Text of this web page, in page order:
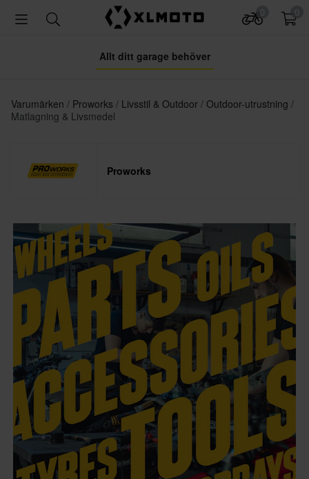
Allt ditt garage behöver
Varumärken Proworks Livsstil & Outdoor Outdoor-utrustning
Matlagning & Livsmedel
Proworks